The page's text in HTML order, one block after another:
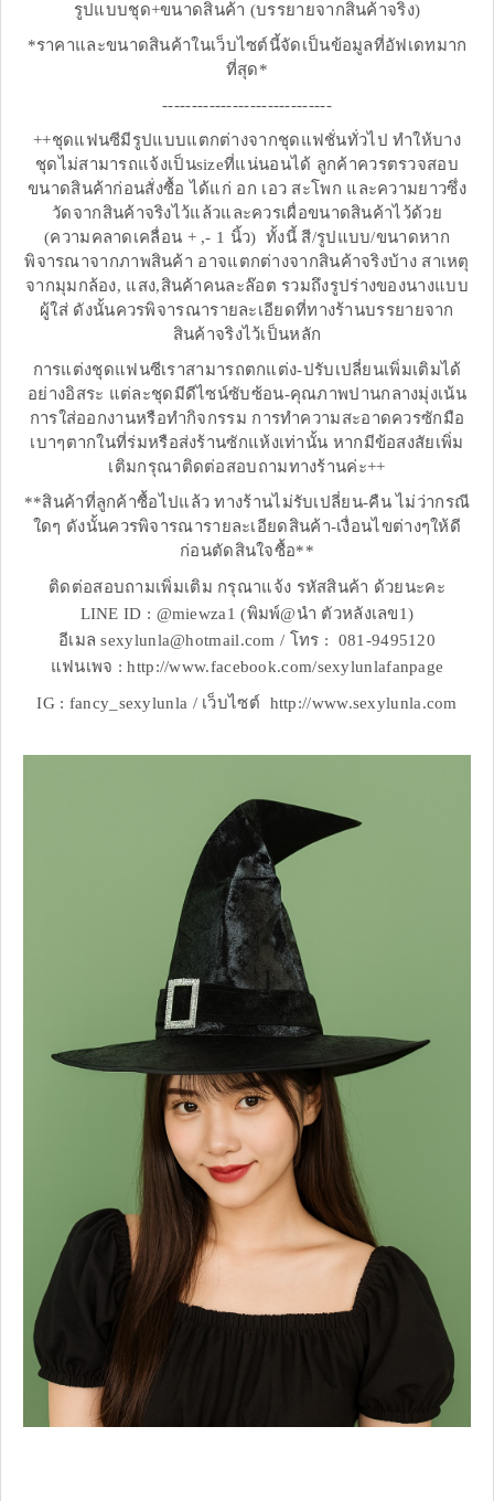
รูปแบบชุด+ขนาดสินค้า (บรรยายจากสินค้าจริง)
*ราคาและขนาดสินค้าในเว็บไซต์นี้จัดเป็นข้อมูลที่อัฟเดทมาก
ที่สุด*
-----------------------------
++ชุดแฟนซีมีรูปแบบแตกต่างจากชุดแฟชั่นทั่วไป ทำให้บาง
ชุดไม่สามารถแจ้งเป็นsizeที่แน่นอนได้ ลูกค้าควรตรวจสอบ
ขนาดสินค้าก่อนสั่งซื้อ ได้แก่ อก เอว สะโพก และความยาวซึ่ง
วัดจากสินค้าจริงไว้แล้วและควรเผื่อขนาดสินค้าไว้ด้วย
(ความคลาดเคลื่อน + ,- 1 นิ้ว) ทั้งนี้ สี/รูปแบบ/ขนาดหาก
พิจารณาจากภาพสินค้า อาจแตกต่างจากสินค้าจริงบ้าง สาเหตุ
จากมุมกล้อง, แสง,สินค้าคนละล๊อต รวมถึงรูปร่างของนางแบบ
ผู้ใส่ ดังนั้นควรพิจารณารายละเอียดที่ทางร้านบรรยายจาก
สินค้าจริงไว้เป็นหลัก
การแต่งชุดแฟนซีเราสามารถตกแต่ง-ปรับเปลี่ยนเพิ่มเติมได้
อย่างอิสระ แต่ละชุดมีดีไซน์ซับซ้อน-คุณภาพปานกลางมุ่งเน้น
การใส่ออกงานหรือทำกิจกรรม การทำความสะอาดควรซักมือ
เบาๆตากในที่ร่มหรือส่งร้านซักแห้งเท่านั้น หากมีข้อสงสัยเพิ่ม
เติมกรุณาติดต่อสอบถามทางร้านค่ะ++
**สินค้าที่ลูกค้าซื้อไปแล้ว ทางร้านไม่รับเปลี่ยน-คืน ไม่ว่ากรณี
ใดๆ ดังนั้นควรพิจารณารายละเอียดสินค้า-เงื่อนไขต่างๆให้ดี
ก่อนตัดสินใจซื้อ**
ติดต่อสอบถามเพิ่มเติม กรุณาแจ้ง รหัสสินค้า ด้วยนะคะ
LINE ID : @miewza1 (พิมพ์@นำ ตัวหลังเลข1)
อีเมล sexylunla@hotmail.com / โทร : 081-9495120
แฟนเพจ : http://www.facebook.com/sexylunlafanpage
IG : fancy_sexylunla / เว็บไซต์ http://www.sexylunla.com